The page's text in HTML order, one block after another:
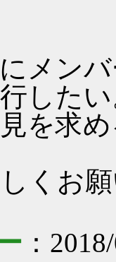
メン
した
を求め
くお
：